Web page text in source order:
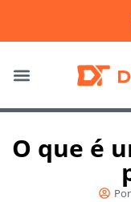
O que é